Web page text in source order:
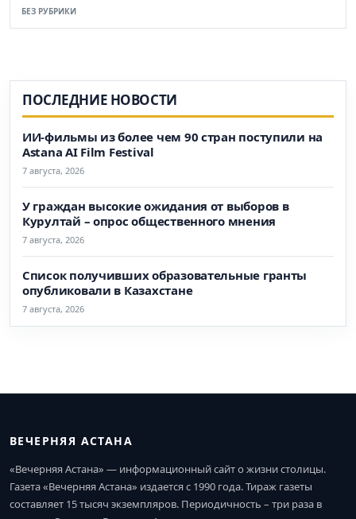
БЕЗ РУБРИКИ
ПОСЛЕДНИЕ НОВОСТИ
ИИ-фильмы из более чем 90 стран поступили на
Astana AI Film Festival
7 августа, 2026
У граждан высокие ожидания от выборов в
Курултай – опрос общественного мнения
7 августа, 2026
Список получивших образовательные гранты
опубликовали в Казахстане
7 августа, 2026
ВЕЧЕРНЯЯ АСТАНА
«Вечерняя Астана» — информационный сайт о жизни столицы.
Газета «Вечерняя Астана» издается с 1990 года. Тираж газеты
составляет 15 тысяч экземпляров. Периодичность – три раза в